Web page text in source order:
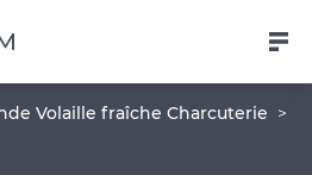
Volaille fraîche Charcuterie